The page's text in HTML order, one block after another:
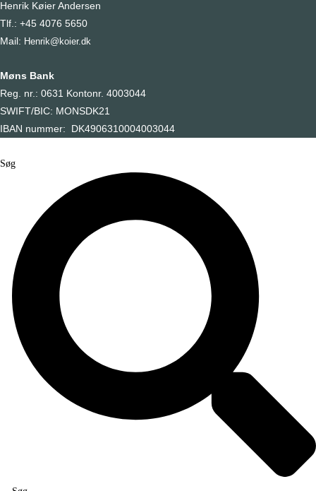
Henrik Køier Andersen
Tlf.: +45 4076 5650
Mail: Henrik@koier.dk
Møns Bank
Reg. nr.: 0631 Kontonr. 4003044
SWIFT/BIC: MONSDK21
IBAN nummer: DK4906310004003044
Søg